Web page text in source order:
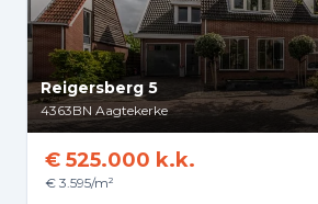
Reigersberg 5
4363BN Aagtekerke
€ 525.000 k.k.
€ 3.595/m²